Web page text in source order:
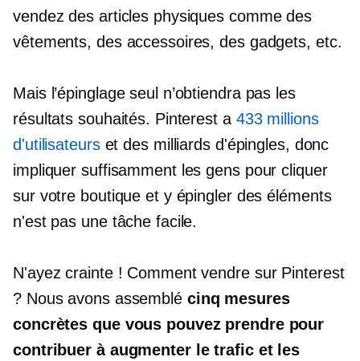
vendez des articles physiques comme des
vêtements, des accessoires, des gadgets, etc.
Mais l’épinglage seul n’obtiendra pas les
résultats souhaités. Pinterest a 433 millions
d'utilisateurset des milliards d'épingles, donc
impliquer suffisamment les gens pour cliquer
sur votre boutique et y épingler des éléments
n'est pas une tâche facile.
N'ayez crainte ! Comment vendre sur Pinterest
? Nous avons assemblé cinq mesures
concrètes que vous pouvez prendre pour
contribuer à augmenter le trafic et les